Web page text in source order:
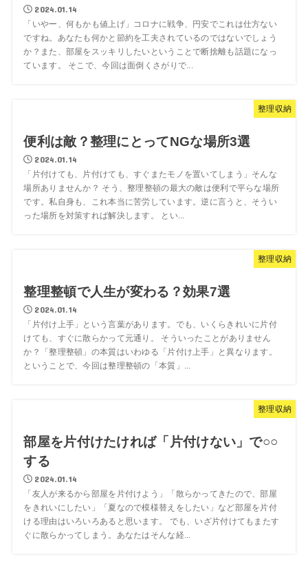
2024.01.14
「いやー、何もかも値上げ」コロナに戦争、円安でこれは仕方ない
ですね。あなたも何かと節約を工夫されているのではないでしょう
か？また、部屋をスッキリしたいということで断捨離も話題になっ
ています。 そこで、今回は面倒くさがりで...
整理収納
便利は敵？整理にとってNGな場所3選
2024.01.14
「片付けても、片付けても、すぐまたモノを置いてしまう」そんな
場所ありませんか？ そう、整理整頓の最大の敵は便利で平らな場所
です。私自身も、これ本当に苦労しています。逆に言うと、そうい
った場所を対策すれば解決します。 とい...
整理収納
整理整頓で人生が変わる？効果7選
2024.01.14
「片付け上手」という言葉があります。でも、いくらきれいに片付
けても、すぐに散らかって元通り。 そういったことがありません
か？「整理整頓」の本質はいわゆる「片付け上手」と異なります。
ということで、今回は整理整頓の「本質」...
整理収納
部屋を片付けたければ「片付けない」で○○
する
2024.01.14
「友人が来るから部屋を片付けよう」「散らかってきたので、部屋
をきれいにしたい」「夏なので模様替えをしたい」など部屋を片付
ける理由はいろいろあると思います。 でも、いざ片付けてもまたす
ぐに散らかってしまう。あなたはそんな経...